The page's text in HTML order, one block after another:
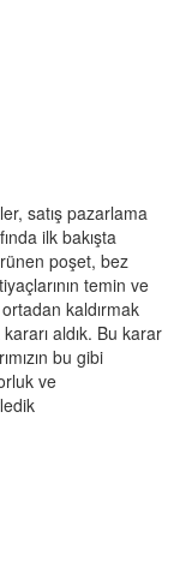
satış pazarlama
ilk bakışta
poşet, bez
temin ve
kaldırmak
aldık. Bu karar
bu gibi
ve